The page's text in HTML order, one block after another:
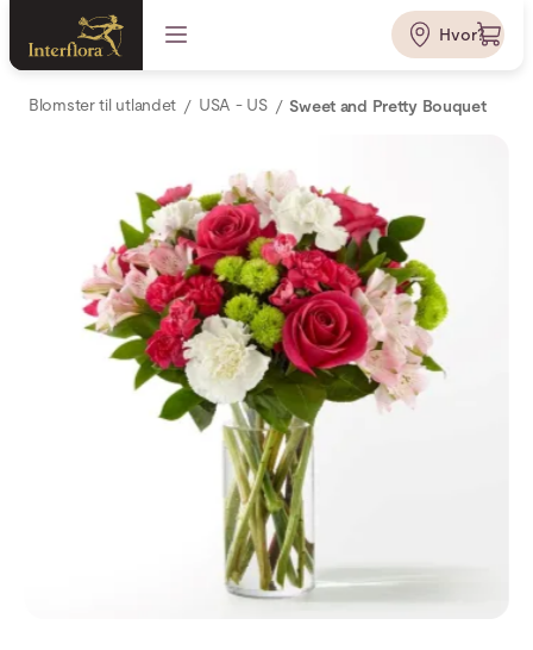
Hvor?
Blomster til utlandet USA - US Sweet and Pretty Bouquet